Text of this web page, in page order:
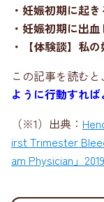
・妊娠初期に起
・妊娠初期に出
・【体験談】私
この記事を読むと、
ように行動すれば
（※1）出典：
irst Trimester
am Physician」